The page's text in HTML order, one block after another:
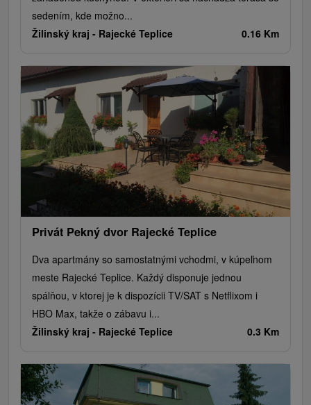
sedením, kde možno...
Žilinský kraj - Rajecké Teplice 0.16 Km
Privát Pekný dvor Rajecké Teplice
Dva apartmány so samostatnými vchodmi, v kúpeľnom
meste Rajecké Teplice. Každý disponuje jednou
spálňou, v ktorej je k dispozícii TV/SAT s Netflixom i
HBO Max, takže o zábavu i...
Žilinský kraj - Rajecké Teplice 0.3 Km